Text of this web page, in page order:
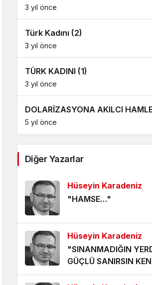
3 yıl önce
Türk Kadını (2)
3 yıl önce
TÜRK KADINI (1)
3 yıl önce
DOLARİZASYONA AKILCI
5 yıl önce
5 yıl önce
ÖLÜMÜ BEKLEMEK
5 yıl önce
HANGİ KAMERAYA BAKALIM?
5 yıl önce
VİZYONER KASTAMONULULAR
NEREDESİNİZ?
Diğer Yazarlar
Hüseyin Karadeniz
"HAMSE…"
Hüseyin Karadeniz
"SINANMADIĞIN
GÜÇLÜ SANIRSIN